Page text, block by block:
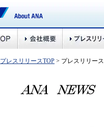
プレスリリースTOP > プレスリリース